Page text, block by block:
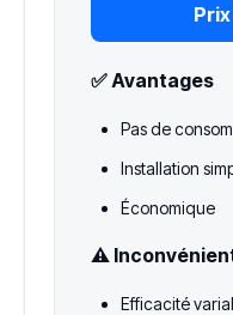
Prix
✅ Avantages
Pas de
Installation
Économique
⚠️
Efficacité